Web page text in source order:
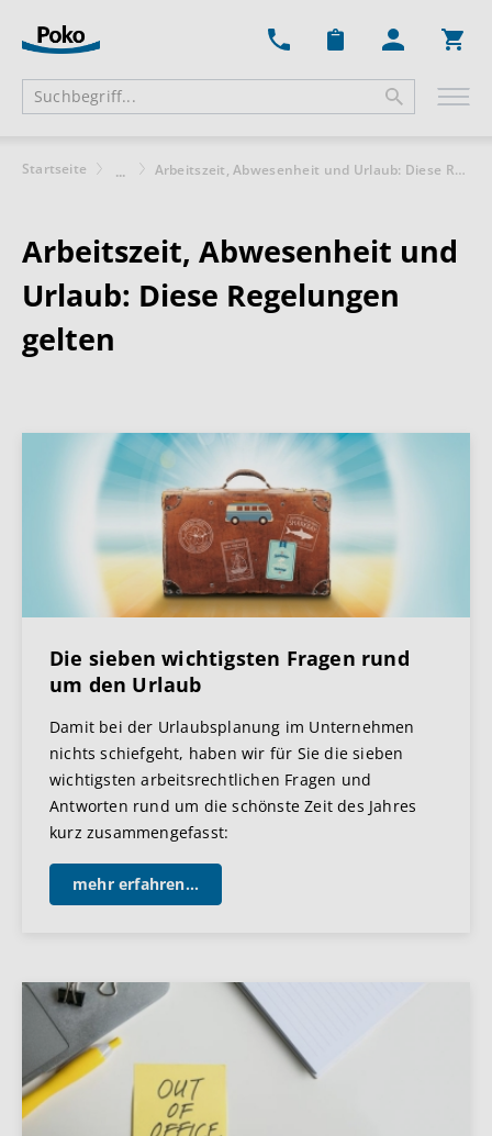
Startseite ... Arbeitszeit, Abwesenheit und Urlaub: Diese Regelungen gelten
Arbeitszeit, Abwesenheit und
Urlaub: Diese Regelungen
gelten
Die sieben wichtigsten Fragen rund
um den Urlaub
Damit bei der Urlaubsplanung im Unternehmen
nichts schiefgeht, haben wir für Sie die sieben
wichtigsten arbeitsrechtlichen Fragen und
Antworten rund um die schönste Zeit des Jahres
kurz zusammengefasst:
mehr erfahren...